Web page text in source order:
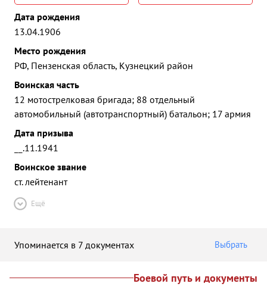
Дата рождения
13.04.1906
Место рождения
РФ, Пензенская область, Кузнецкий район
Воинская часть
12 мотострелковая бригада; 88 отдельный
автомобильный (автотранспортный) батальон; 17 армия
Дата призыва
__.11.1941
Воинское звание
ст. лейтенант
Ещё
Упоминается в 7 документах Выбрать
Боевой путь и документы